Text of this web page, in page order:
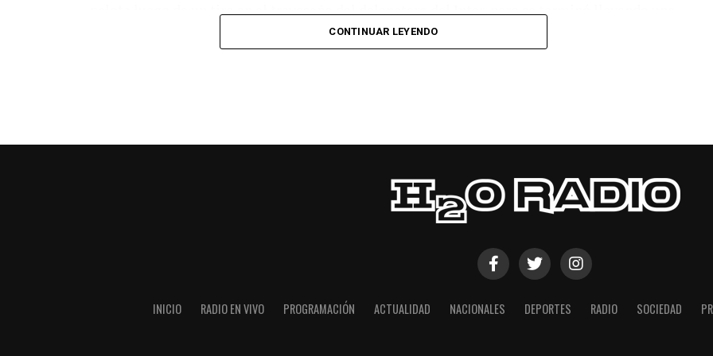
pelota luego de un tiro en el travesaño del delanatero del Inter, pero se terminó llevando una
CONTINUAR LEYENDO
INICIO RADIO EN VIVO PROGRAMACIÓN ACTUALIDAD NACIONALES DEPORTES RADIO SOCIEDAD